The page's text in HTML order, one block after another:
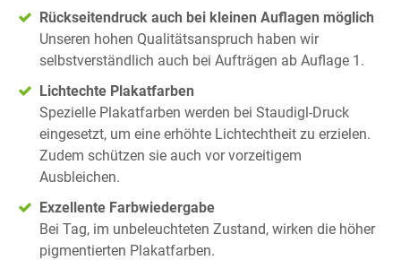
Rückseitendruck auch bei kleinen Auflagen möglich
Unseren hohen Qualitätsanspruch haben wir
selbstverständlich auch bei Aufträgen ab Auflage 1.
Lichtechte Plakatfarben
Spezielle Plakatfarben werden bei Staudigl-Druck
eingesetzt, um eine erhöhte Lichtechtheit zu erzielen.
Zudem schützen sie auch vor vorzeitigem
Ausbleichen.
Exzellente Farbwiedergabe
Bei Tag, im unbeleuchteten Zustand, wirken die höher
pigmentierten Plakatfarben.